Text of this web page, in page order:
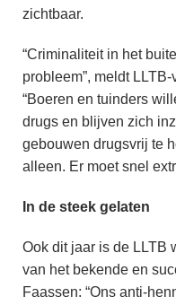
zichtbaar.
“Criminaliteit in het
probleem”, meldt
“Boeren en tuinders
drugs en blijven zich
gebouwen drugsvrij te
alleen. Er moet snel
In de steek gelaten
Ook dit jaar is de LLTB
van het bekende en
Faassen: “Ons anti-